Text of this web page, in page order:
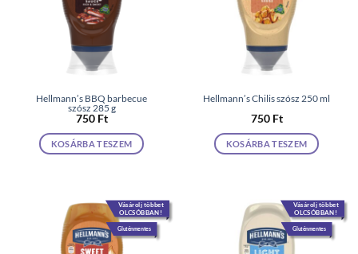
Hellmann’s BBQ barbecue
szósz 285 g
750 Ft
KOSÁRBA TESZEM
Hellmann’s Chilis szósz 250 ml
750 Ft
KOSÁRBA TESZEM
Vásárolj többet
OLCSÓBBAN!
Gluténmentes
Vásárolj többet
OLCSÓBBAN!
Gluténmentes